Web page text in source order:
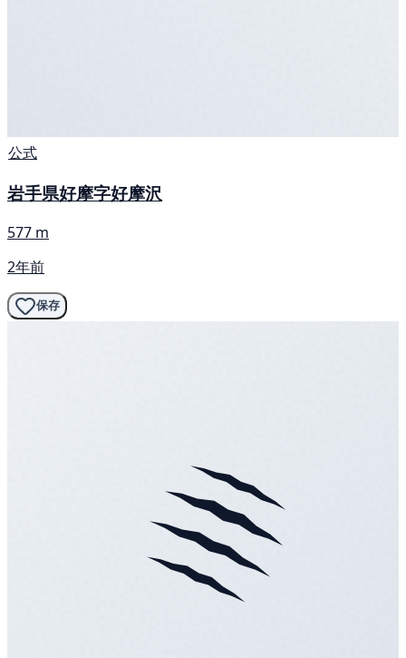
公式
岩手県好摩字好摩沢
577 m
2年前
保存